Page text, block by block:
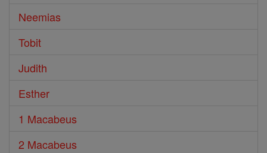
Neemias
Tobit
Judith
Esther
1 Macabeus
2 Macabeus